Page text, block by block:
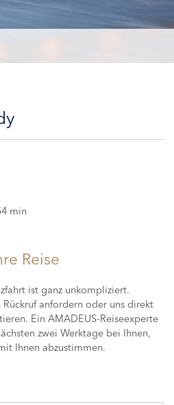
min
Reise
ist ganz unkompliziert.
anfordern oder uns direkt
Ein AMADEUS-Reiseexperte
zwei Werktage bei Ihnen,
Ihnen abzustimmen.